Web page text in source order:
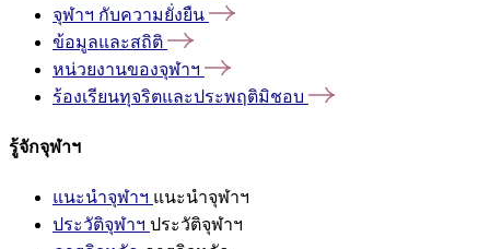
จุฬาฯ กับความยั่งยืน
ข้อมูลและสถิติ
หน่วยงานของจุฬาฯ
ร้องเรียนทุจริตและประพฤติมิชอบ
รู้จักจุฬาฯ
แนะนำจุฬาฯ แนะนำจุฬาฯ
ประวัติจุฬาฯ ประวัติจุฬาฯ